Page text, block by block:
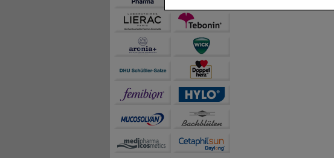
Inhalte anzuzeigen und unser
Statistik & Tracking:
sammeln, mit deren Hilfe wir unsere
auch die Werbung auf Drittseiten
teilweise an Dritte wie z.B. Google